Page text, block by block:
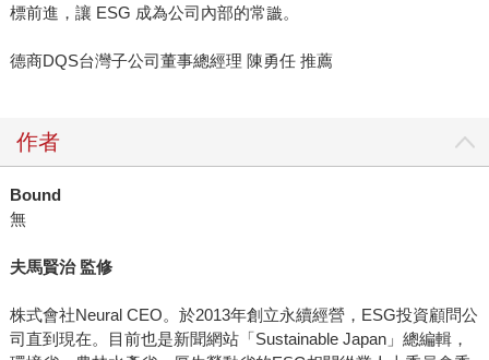
標前進，讓 ESG 成為公司內部的常識。
德商DQS台灣子公司董事總經理 陳勇任 推薦
作者
Bound
無
夫馬賢治 監修
株式會社Neural CEO。於2013年創立永續經營，ESG投資顧問公
司直到現在。目前也是新聞網站「Sustainable Japan」總編輯，